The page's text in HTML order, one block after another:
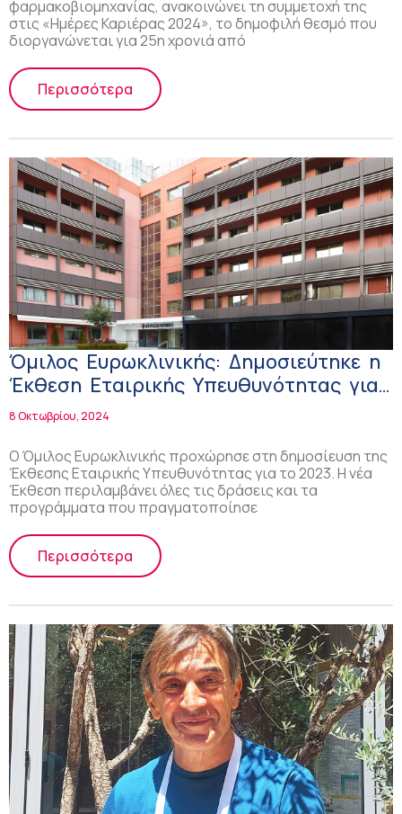
φαρμακοβιομηχανίας, ανακοινώνει τη συμμετοχή της
στις «Ημέρες Καριέρας 2024», το δημοφιλή θεσμό που
διοργανώνεται για 25η χρονιά από
Περισσότερα
Όμιλος Ευρωκλινικής: Δημοσιεύτηκε η
Έκθεση Εταιρικής Υπευθυνότητας για
το 2023
8 Οκτωβρίου, 2024
Ο Όμιλος Ευρωκλινικής προχώρησε στη δημοσίευση της
Έκθεσης Εταιρικής Υπευθυνότητας για το 2023. Η νέα
Έκθεση περιλαμβάνει όλες τις δράσεις και τα
προγράμματα που πραγματοποίησε
Περισσότερα